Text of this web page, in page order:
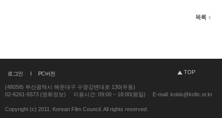
목록
로그인 PC버전 TOP
(48058) 부산광역시 해운대구 수영강변대로 130(우동)
02-6261-6573 (영화정보)
이용시간: 09:00 ~ 18:00(평일) E-mail: kobis@kofic.or.kr
Copyright (c) 2011. Korean Film Council. All rights reserved.